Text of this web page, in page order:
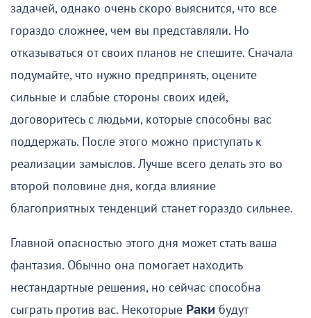
задачей, однако очень скоро выяснится, что все
гораздо сложнее, чем вы представляли. Но
отказываться от своих планов не спешите. Сначала
подумайте, что нужно предпринять, оцените
сильные и слабые стороны своих идей,
договоритесь с людьми, которые способны вас
поддержать. После этого можно приступать к
реализации замыслов. Лучше всего делать это во
второй половине дня, когда влияние
благоприятных тенденций станет гораздо сильнее.
Главной опасностью этого дня может стать ваша
фантазия. Обычно она помогает находить
нестандартные решения, но сейчас способна
сыграть против вас. Некоторые Раки будут